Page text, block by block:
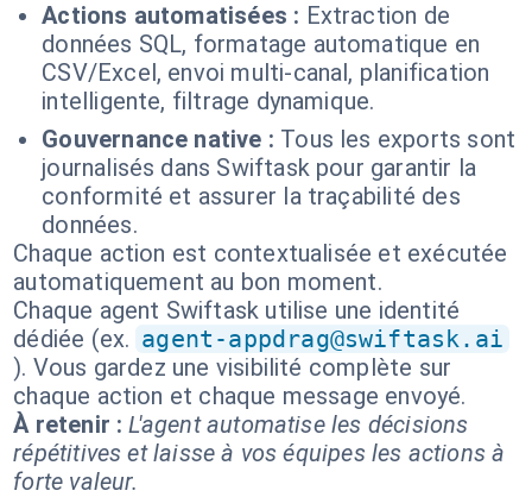
Actions automatisées : Extraction de
données SQL, formatage automatique en
CSV/Excel, envoi multi-canal, planification
intelligente, filtrage dynamique.
Gouvernance native : Tous les exports sont
journalisés dans Swiftask pour garantir la
conformité et assurer la traçabilité des
données.
Chaque action est contextualisée et exécutée
automatiquement au bon moment.
Chaque agent Swiftask utilise une identité
dédiée (ex. agent-appdrag@swiftask.ai
). Vous gardez une visibilité complète sur
chaque action et chaque message envoyé.
À retenir : L'agent automatise les décisions
répétitives et laisse à vos équipes les actions à
forte valeur.